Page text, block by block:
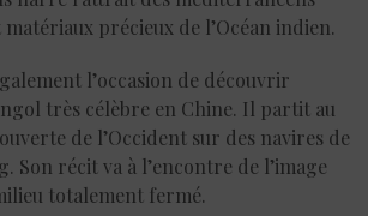
précieux de l’Océan indien.
l’occasion de découvrir
très célèbre en Chine. Il partit au
de l’Occident sur des navires de
Son récit va à l’encontre de l’image
totalement fermé.